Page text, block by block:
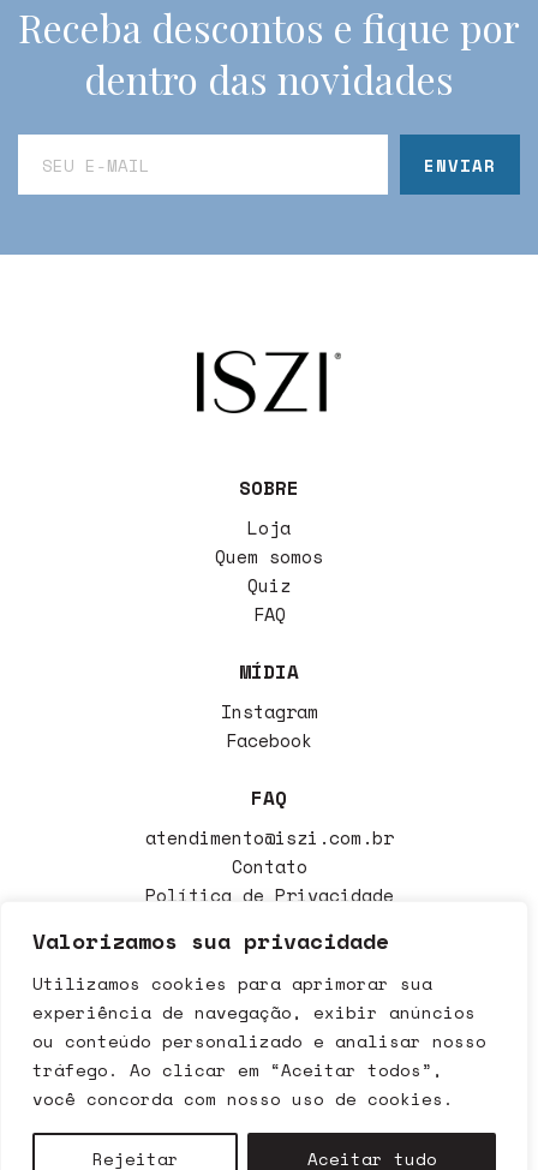
Valorizamos sua privacidade
Utilizamos cookies para aprimorar sua
experiência de navegação, exibir anúncios
ou conteúdo personalizado e analisar nosso
tráfego. Ao clicar em “Aceitar todos”,
você concorda com nosso uso de cookies.
Rejeitar Aceitar tudo
Receba descontos e fique por
dentro das novidades
SOBRE
Loja
Quem somos
Quiz
FAQ
MÍDIA
Instagram
Facebook
FAQ
atendimento@iszi.com.br
Contato
Política de Privacidade
Iszi Cosméticos LTDA CNPJ 39.718.797/0001-00 - Avenida
Deputado Dante Delmanto, 2573 Botucatu - SP CEP: 18608-393
Copyright 2020 - Todos os direitos reservados. É vedada a
reprodução total ou parcial das informações aqui veiculadas
sem a expressa autorização da administração do site. Os
preços e condições de pagamento são válidos exclusivamente
para compras realizadas via internet e poderão sofrer
alteração sem aviso prévio. Em caso de divergência, o preço